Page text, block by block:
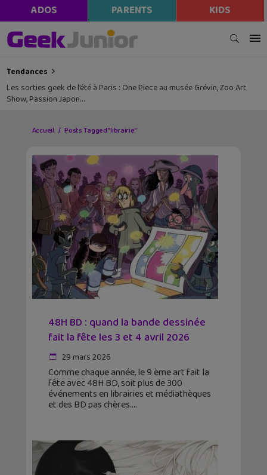
ADOS PARENTS KIDS
Tendances
Les sorties geek de l’été à Paris : One Piece au musée Grévin, Zoo Art
Show, Passion Japon…
Accueil Posts Tagged "librairie"
48H BD : quand la bande dessinée
fait la fête les 3 et 4 avril 2026
29 mars 2026
Comme chaque année, le 9 ème art fait la
fête avec 48H BD, soit plus de 300
événements en librairies et médiathèques
et des BD pas chères.